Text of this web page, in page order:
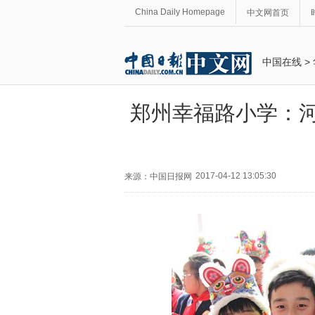
China Daily Homepage 中文网首页
中国在线 >
郑州幸福路小学：
来源：中国日报网 2017-04-12 13:05:30